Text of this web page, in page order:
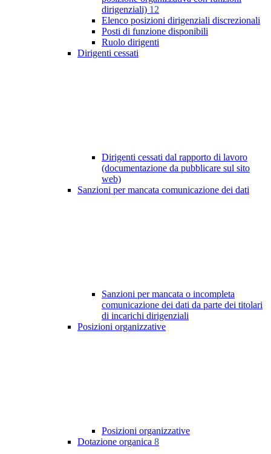
dirigenziali) 12
Elenco posizioni dirigenziali discrezionali
Posti di funzione disponibili
Ruolo dirigenti
Dirigenti cessati
Dirigenti cessati dal rapporto di lavoro
(documentazione da pubblicare sul sito
web)
Sanzioni per mancata comunicazione dei dati
Sanzioni per mancata o incompleta
comunicazione dei dati da parte dei titolari
di incarichi dirigenziali
Posizioni organizzative
Posizioni organizzative
Dotazione organica 8